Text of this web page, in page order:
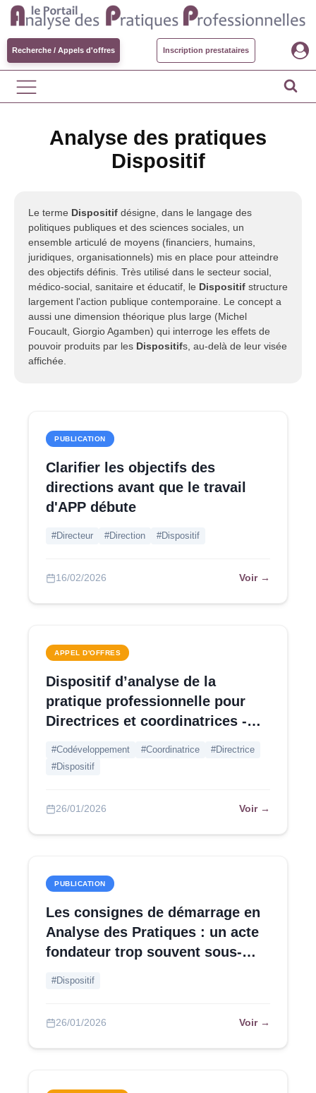
Recherche / Appels d'offres Inscription prestataires
Analyse des pratiques
Dispositif
Le terme Dispositif désigne, dans le langage des
politiques publiques et des sciences sociales, un
ensemble articulé de moyens (financiers, humains,
juridiques, organisationnels) mis en place pour atteindre
des objectifs définis. Très utilisé dans le secteur social,
médico-social, sanitaire et éducatif, le Dispositif structure
largement l'action publique contemporaine. Le concept a
aussi une dimension théorique plus large (Michel
Foucault, Giorgio Agamben) qui interroge les effets de
pouvoir produits par les Dispositifs, au-delà de leur visée
affichée.
PUBLICATION
Clarifier les objectifs des
directions avant que le travail
d'APP débute
#Directeur #Direction #Dispositif
16/02/2026 Voir →
APPEL D'OFFRES
Dispositif d’analyse de la
pratique professionnelle pour
Directrices et coordinatrices -
#Codéveloppement #Coordinatrice
#Directrice
#Dispositif
26/01/2026 Voir →
PUBLICATION
Les consignes de démarrage en
Analyse des Pratiques : un acte
fondateur trop souvent sous-
#Dispositif
26/01/2026 Voir →